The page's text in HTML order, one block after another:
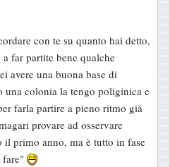
con te su quanto hai detto,
far partite bene qualche
avere una buona base di
una colonia la tengo poliginica e
farla partire a pieno ritmo già
provare ad osservare
primo anno, ma è tutto in fase